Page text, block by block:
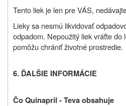
Tento liek je len pre VÁS,
Lieky sa nesmú likvidovať
odpadom. Nepoužitý liek vráťte do
pomôžu chrániť životné prostredie.
6. ĎALŠIE INFORMÁCIE
Čo Quinapril - Teva obsahuje